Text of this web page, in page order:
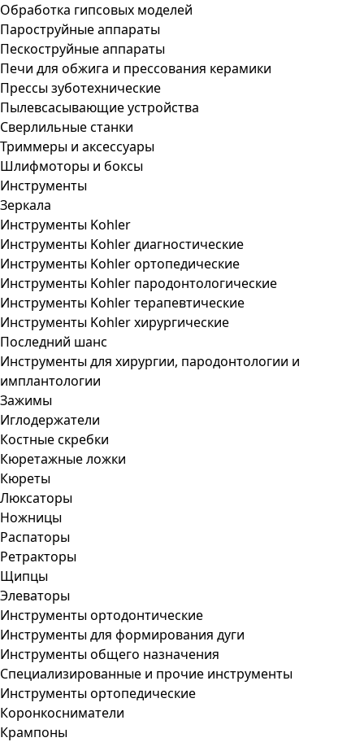
Обработка гипсовых моделей
Пароструйные аппараты
Пескоструйные аппараты
Печи для обжига и прессования керамики
Прессы зуботехнические
Пылевсасывающие устройства
Сверлильные станки
Триммеры и аксессуары
Шлифмоторы и боксы
Инструменты
Зеркала
Инструменты Kohler
Инструменты Kohler диагностические
Инструменты Kohler ортопедические
Инструменты Kohler пародонтологические
Инструменты Kohler терапевтические
Инструменты Kohler хирургические
Последний шанс
Инструменты для хирургии, пародонтологии и
имплантологии
Зажимы
Иглодержатели
Костные скребки
Кюретажные ложки
Кюреты
Люксаторы
Ножницы
Распаторы
Ретракторы
Щипцы
Элеваторы
Инструменты ортодонтические
Инструменты для формирования дуги
Инструменты общего назначения
Специализированные и прочие инструменты
Инструменты ортопедические
Коронкосниматели
Крампоны